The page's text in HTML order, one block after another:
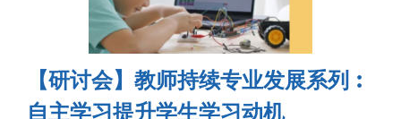
【研讨会】教师持续专业发展系列︰
自主学习提升学生学习动机